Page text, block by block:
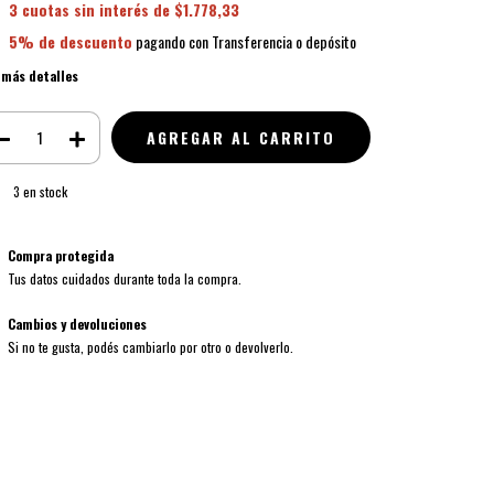
3 cuotas sin interés de $1.778,33
5% de descuento pagando con Transferencia o depósito
más detalles
3 en stock
Compra protegida
Tus datos cuidados durante toda la compra.
Cambios y devoluciones
Si no te gusta, podés cambiarlo por otro o devolverlo.